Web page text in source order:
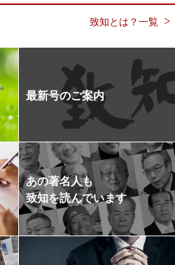
致知とは？一覧
最新号のご案内
あの著名人も
致知を読んでいます